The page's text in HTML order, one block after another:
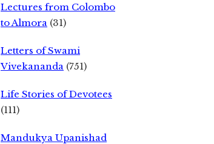
Lectures from Colombo
to Almora (31)
Letters of Swami
Vivekananda (751)
Life Stories of Devotees
(111)
Mandukya Upanishad